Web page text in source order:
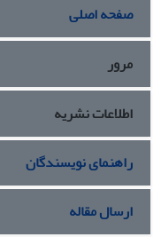
صفحه اصلی
مرور
اطلاعات نشریه
راهنمای نویسندگان
ارسال مقاله